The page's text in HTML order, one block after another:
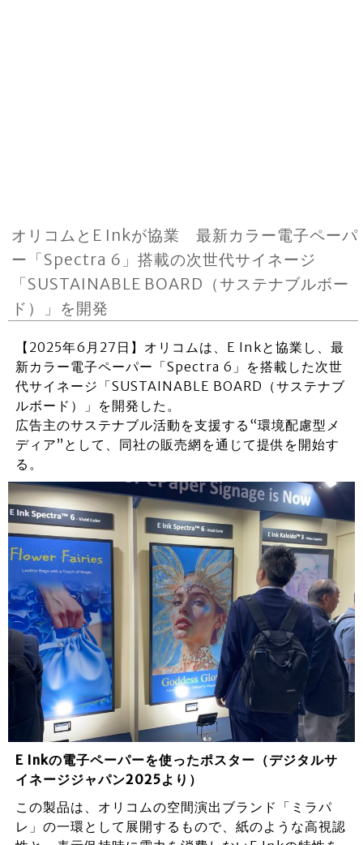
オリコムとE Inkが協業 最新カラー電子ペーパ
ー「Spectra 6」搭載の次世代サイネージ
「SUSTAINABLE BOARD（サステナブルボー
ド）」を開発
【2025年6月27日】オリコムは、E Inkと協業し、最
新カラー電子ペーパー「Spectra 6」を搭載した次世
代サイネージ「SUSTAINABLE BOARD（サステナブ
ルボード）」を開発した。
広告主のサステナブル活動を支援する“環境配慮型メ
ディア”として、同社の販売網を通じて提供を開始す
る。
E Inkの電子ペーパーを使ったポスター（デジタルサ
イネージジャパン2025より）
この製品は、オリコムの空間演出ブランド「ミラパ
レ」の一環として展開するもので、紙のような高視認